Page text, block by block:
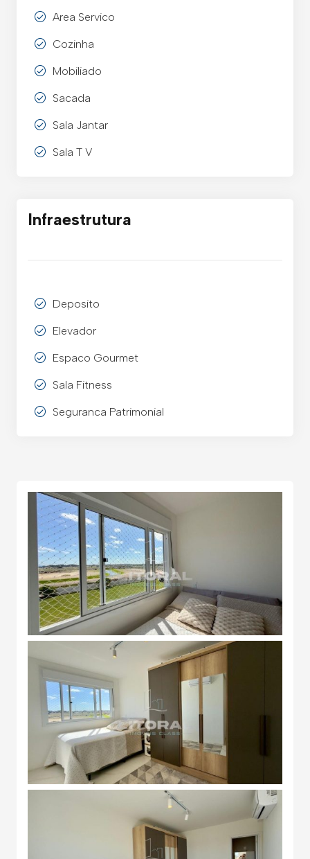
Area Servico
Cozinha
Mobiliado
Sacada
Sala Jantar
Sala T V
Infraestrutura
Deposito
Elevador
Espaco Gourmet
Sala Fitness
Seguranca Patrimonial